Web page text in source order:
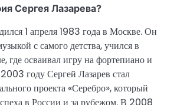
Сергея Лазарева?
1 апреля 1983 года в Москве. Он
с самого детства, учился в
где осваивал игру на фортепиано и
году Сергей Лазарев стал
проекта «Серебро», который